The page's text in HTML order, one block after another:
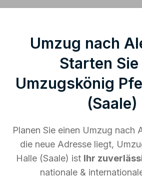
Umzug nach
Starten
Umzugskönig
(Saale)
Planen Sie einen Umzug nach
die neue Adresse liegt,
Halle (Saale) ist Ihr
nationale &